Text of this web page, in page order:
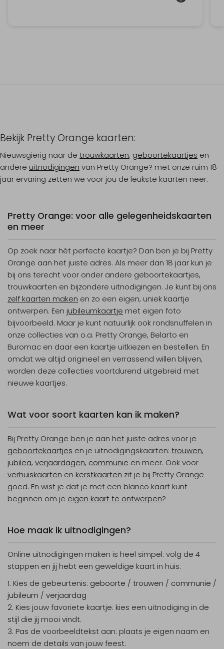
Bekijk Pretty Orange kaarten:
Nieuwsgierig naar de trouwkaarten, geboortekaartjes en
andere uitnodigingen van Pretty Orange? met onze ruim 18
jaar ervaring zetten we voor jou de leukste kaarten neer.
Pretty Orange: voor alle gelegenheidskaarten
en meer
Op zoek naar hét perfecte kaartje? Dan ben je bij Pretty
Orange aan het juiste adres. Als meer dan 18 jaar kun je
bij ons terecht voor onder andere geboortekaartjes,
trouwkaarten en bijzondere uitnodigingen. Je kunt bij ons
zelf kaarten maken en zo een eigen, uniek kaartje
ontwerpen. Een jubileumkaartje met eigen foto
bijvoorbeeld. Maar je kunt natuurlijk ook rondsnuffelen in
onze collecties van o.a. Pretty Orange, Belarto en
Buromac en daar een kaartje uitkiezen en bestellen. En
omdat we altijd origineel en verrassend willen blijven,
worden deze collecties voortdurend uitgebreid met
nieuwe kaartjes.
Wat voor soort kaarten kan ik maken?
Bij Pretty Orange ben je aan het juiste adres voor je
geboortekaartjes en je uitnodigingskaarten: trouwen,
jubilea, verjaardagen, communie en meer. Ook voor
verhuiskaarten en kerstkaarten zit je bij Pretty Orange
goed. En wist je dat je met een blanco kaart kunt
beginnen om je eigen kaart te ontwerpen?
Hoe maak ik uitnodigingen?
Online uitnodigingen maken is heel simpel: volg de 4
stappen en jij hebt een geweldige kaart in huis:
Kies de gebeurtenis: geboorte / trouwen / communie /
jubileum / verjaardag
Kies jouw favoriete kaartje: kies een uitnodiging in de
stijl die jij mooi vindt.
Pas de voorbeeldtekst aan: plaats je eigen naam en
noem de details van jouw feest.